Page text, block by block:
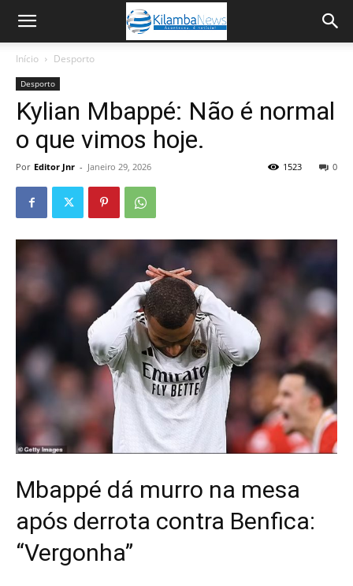
Início Desporto
Desporto
Kylian Mbappé: Não é normal
o que vimos hoje.
Por Editor Jnr - Janeiro 29, 2026 0
1523
Mbappé dá murro na mesa
após derrota contra Benfica:
“Vergonha”